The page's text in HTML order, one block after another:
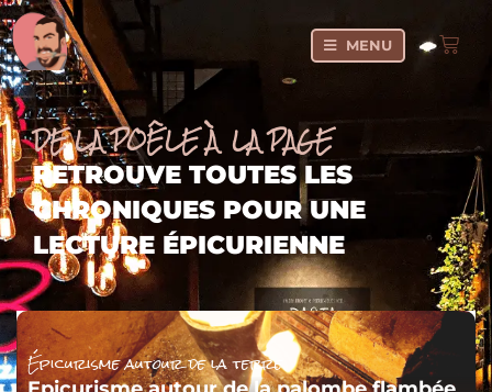
MENU
DE LA POÊLE À LA PAGE
RETROUVE TOUTES LES
CHRONIQUES POUR UNE
LECTURE ÉPICURIENNE
Épicurisme autour de la terre